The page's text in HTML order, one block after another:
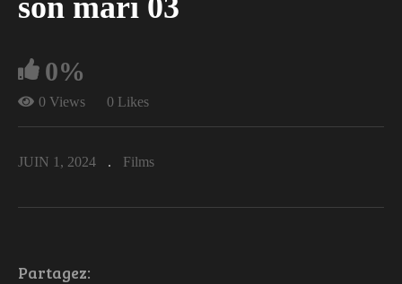
0%
0 Views 0 Likes
JUIN 1, 2024 Films
Partagez: